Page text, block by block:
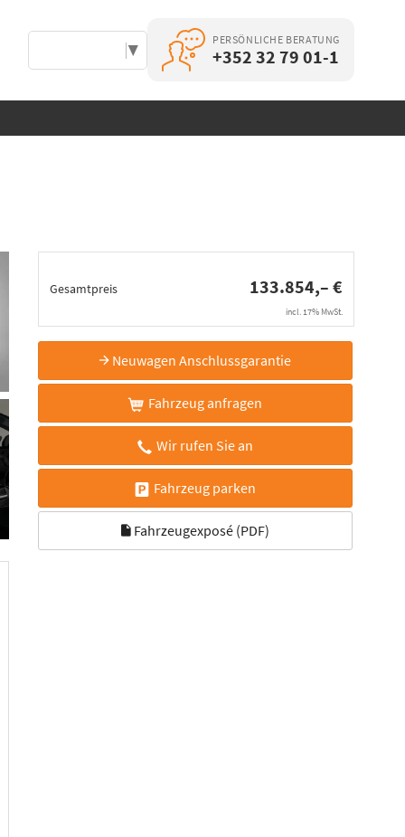
▼
PERSÖNLICHE BERATUNG
+352 32 79 01-1
Gesamtpreis 133.854,– €
incl. 17% MwSt.
Neuwagen Anschlussgarantie
Fahrzeug anfragen
Wir rufen Sie an
Fahrzeug parken
Fahrzeugexposé (PDF)